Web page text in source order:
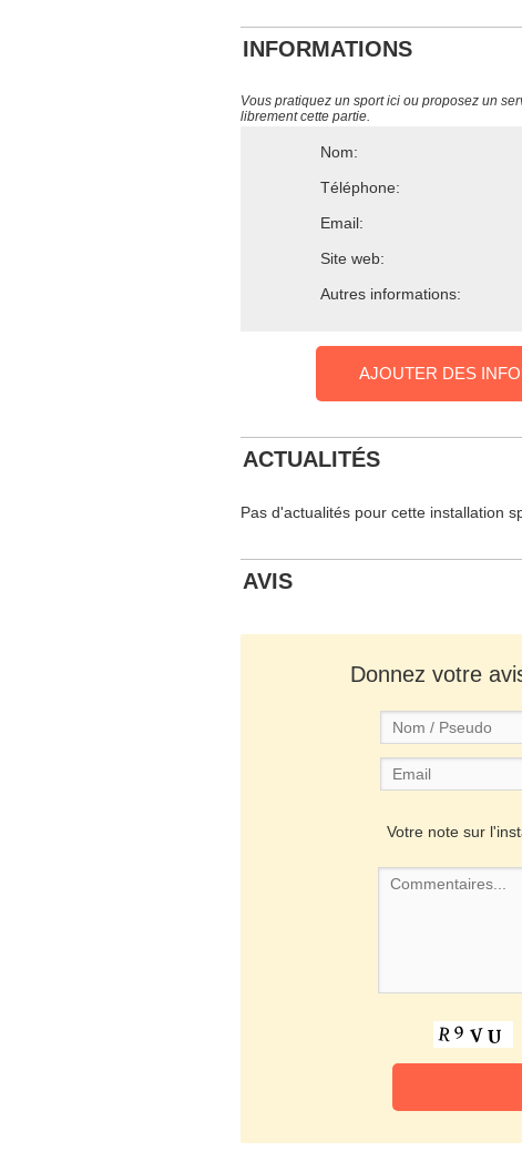
INFORMATIONS
Vous pratiquez un sport ici ou proposez un
librement cette partie.
Nom:
Téléphone:
Email:
Site web:
Autres informations:
AJOUTER DES
ACTUALITÉS
Pas d'actualités pour cette installation
AVIS
Donnez votre
Votre note sur